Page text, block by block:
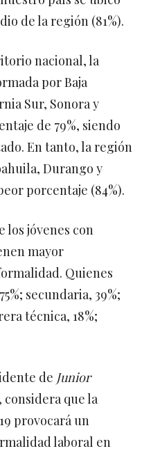
de la región (81%).
nacional, la
por Baja
Sur, Sonora y
de 79%, siendo
En tanto, la región
Durango y
porcentaje (84%).
los jóvenes con
mayor
Quienes
secundaria, 39%;
técnica, 18%;
de Junior
considera que la
provocará un
laboral en